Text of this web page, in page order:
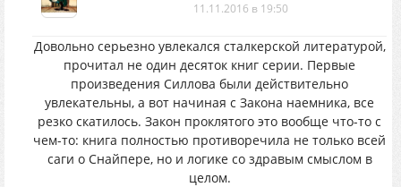
11.11.2016 в 19:50
Довольно серьезно увлекался сталкерской литературой,
прочитал не один десяток книг серии. Первые
произведения Силлова были действительно
увлекательны, а вот начиная с Закона наемника, все
резко скатилось. Закон проклятого это вообще что-то с
чем-то: книга полностью противоречила не только всей
саги о Снайпере, но и логике со здравым смыслом в
целом.